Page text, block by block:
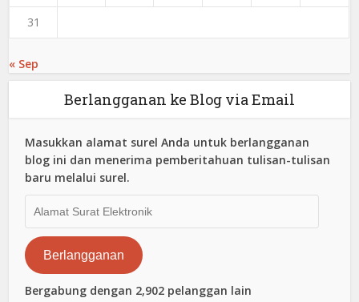
31
« Sep
Berlangganan ke Blog via Email
Masukkan alamat surel Anda untuk berlangganan
blog ini dan menerima pemberitahuan tulisan-tulisan
baru melalui surel.
Surat
Elektronik
Berlangganan
Bergabung dengan 2,902 pelanggan lain